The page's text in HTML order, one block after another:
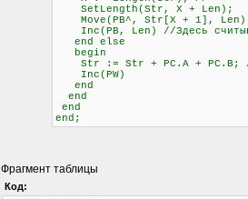
SetLength(Str, X +
Move(PB^, Str[X + 1],
Inc(PB, Len) //Здесь
end else
begin
Str := Str + PC.A + PC.B; //
Inc(PW)
end
end
end
end;
Фрагмент таблицы
Код: